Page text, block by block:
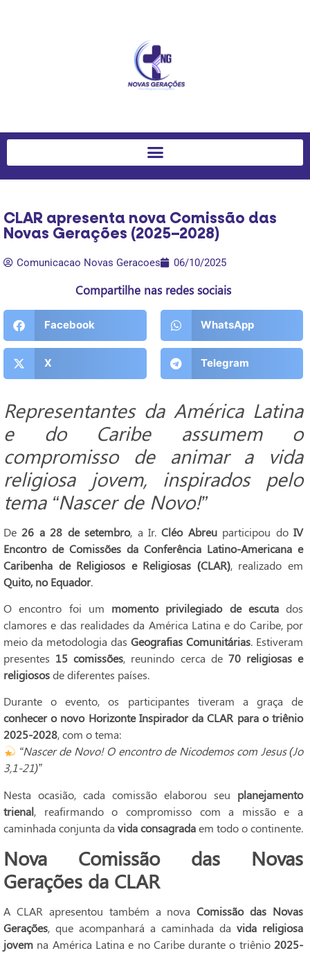
CLAR apresenta nova Comissão das
Novas Gerações (2025–2028)
Comunicacao Novas Geracoes 06/10/2025
Compartilhe nas redes sociais
Facebook WhatsApp
X Telegram
Representantes da América Latina
e do Caribe assumem o
compromisso de animar a vida
religiosa jovem, inspirados pelo
tema “Nascer de Novo!”
De26 a 28 de setembro, a Ir.Cléo Abreuparticipou doIV
Encontro de Comissões da Conferência Latino-Americana e
Caribenha de Religiosos e Religiosas (CLAR), realizado em
Quito, no Equador.
O encontro foi um momento privilegiado de escutados
clamores e das realidades da América Latina e do Caribe, por
meio da metodologia das Geografias Comunitárias. Estiveram
presentes 15 comissões, reunindo cerca de 70 religiosas e
religiososde diferentes países.
Durante o evento, os participantes tiveram a graça de
conhecer o novo Horizonte Inspirador da CLAR para o triênio
2025-2028, com o tema:
“Nascer de Novo! O encontro de Nicodemos com Jesus (Jo
3,1-21)”
Nesta ocasião, cada comissão elaborou seu planejamento
trienal, reafirmando o compromisso com a missão e a
caminhada conjunta da vida consagradaem todo o continente.
Nova Comissão das Novas
Gerações da CLAR
A CLAR apresentou também a novaComissão das Novas
Gerações, que acompanhará a caminhada da vida religiosa
jovem na América Latina e no Caribe durante o triênio 2025-